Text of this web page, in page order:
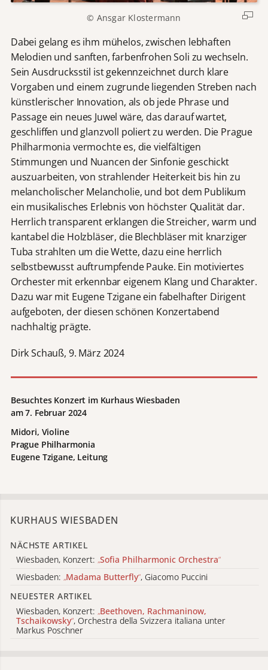
© Ansgar Klostermann
Dabei gelang es ihm mühelos, zwischen lebhaften
Melodien und sanften, farbenfrohen Soli zu wechseln.
Sein Ausdrucksstil ist gekennzeichnet durch klare
Vorgaben und einem zugrunde liegenden Streben nach
künstlerischer Innovation, als ob jede Phrase und
Passage ein neues Juwel wäre, das darauf wartet,
geschliffen und glanzvoll poliert zu werden. Die Prague
Philharmonia vermochte es, die vielfältigen
Stimmungen und Nuancen der Sinfonie geschickt
auszuarbeiten, von strahlender Heiterkeit bis hin zu
melancholischer Melancholie, und bot dem Publikum
ein musikalisches Erlebnis von höchster Qualität dar.
Herrlich transparent erklangen die Streicher, warm und
kantabel die Holzbläser, die Blechbläser mit knarziger
Tuba strahlten um die Wette, dazu eine herrlich
selbstbewusst auftrumpfende Pauke. Ein motiviertes
Orchester mit erkennbar eigenem Klang und Charakter.
Dazu war mit Eugene Tzigane ein fabelhafter Dirigent
aufgeboten, der diesen schönen Konzertabend
nachhaltig prägte.
Dirk Schauß, 9. März 2024
Besuchtes Konzert im Kurhaus Wiesbaden
am 7. Februar 2024
Midori, Violine
Prague Philharmonia
Eugene Tzigane, Leitung
KURHAUS WIESBADEN
NÄCHSTE ARTIKEL
Wiesbaden, Konzert: „Sofia Philharmonic Orchestra“
Wiesbaden: „Madama Butterfly“, Giacomo Puccini
NEUESTER ARTIKEL
Wiesbaden, Konzert: „Beethoven, Rachmaninow,
Tschaikowsky“, Orchestra della Svizzera italiana unter
Markus Poschner